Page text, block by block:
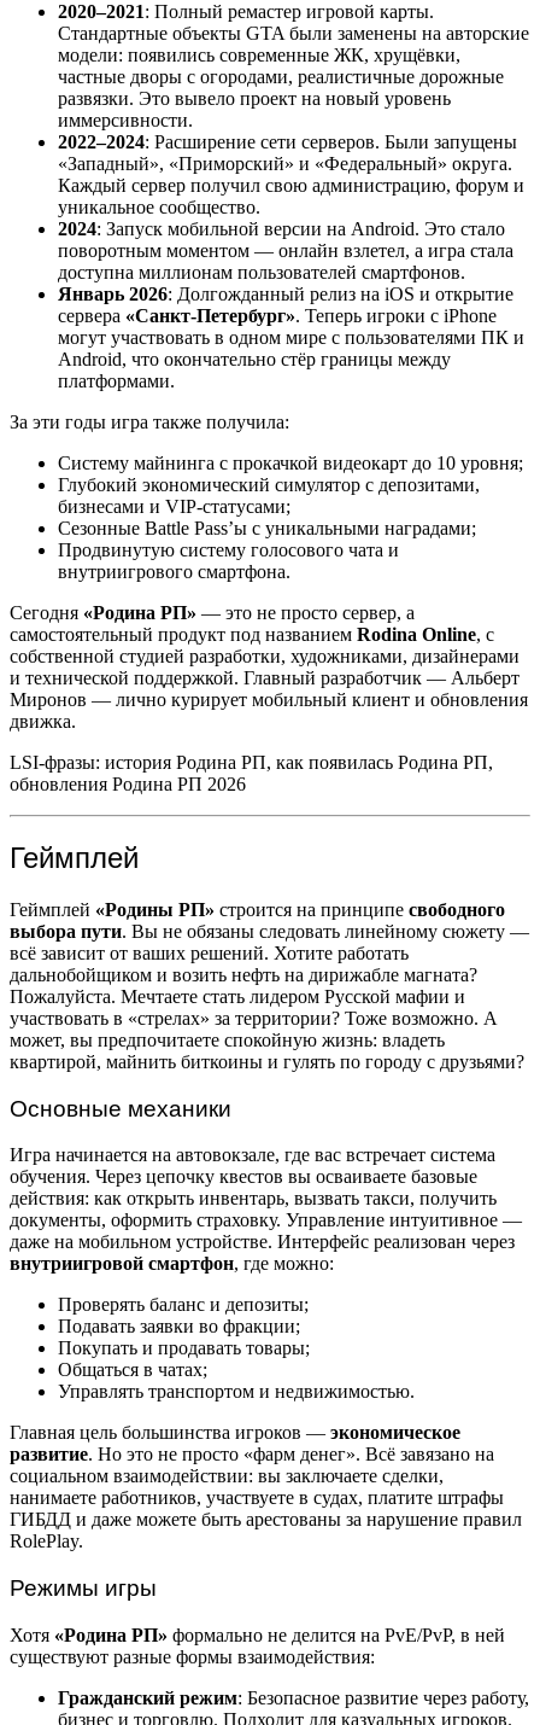
2020–2021: Полный ремастер игровой карты.
Стандартные объекты GTA были заменены на авторские
модели: появились современные ЖК, хрущёвки,
частные дворы с огородами, реалистичные дорожные
развязки. Это вывело проект на новый уровень
иммерсивности.
2022–2024: Расширение сети серверов. Были запущены
«Западный», «Приморский» и «Федеральный» округа.
Каждый сервер получил свою администрацию, форум и
уникальное сообщество.
2024: Запуск мобильной версии на Android. Это стало
поворотным моментом — онлайн взлетел, а игра стала
доступна миллионам пользователей смартфонов.
Январь 2026: Долгожданный релиз на iOS и открытие
сервера «Санкт-Петербург». Теперь игроки с iPhone
могут участвовать в одном мире с пользователями ПК и
Android, что окончательно стёр границы между
платформами.
За эти годы игра также получила:
Систему майнинга с прокачкой видеокарт до 10 уровня;
Глубокий экономический симулятор с депозитами,
бизнесами и VIP-статусами;
Сезонные Battle Pass’ы с уникальными наградами;
Продвинутую систему голосового чата и
внутриигрового смартфона.
Сегодня «Родина РП» — это не просто сервер, а
самостоятельный продукт под названием Rodina Online, с
собственной студией разработки, художниками, дизайнерами
и технической поддержкой. Главный разработчик — Альберт
Миронов — лично курирует мобильный клиент и обновления
движка.
LSI-фразы: история Родина РП, как появилась Родина РП,
обновления Родина РП 2026
Геймплей
Геймплей «Родины РП» строится на принципе свободного
выбора пути. Вы не обязаны следовать линейному сюжету —
всё зависит от ваших решений. Хотите работать
дальнобойщиком и возить нефть на дирижабле магната?
Пожалуйста. Мечтаете стать лидером Русской мафии и
участвовать в «стрелах» за территории? Тоже возможно. А
может, вы предпочитаете спокойную жизнь: владеть
квартирой, майнить биткоины и гулять по городу с друзьями?
Основные механики
Игра начинается на автовокзале, где вас встречает система
обучения. Через цепочку квестов вы осваиваете базовые
действия: как открыть инвентарь, вызвать такси, получить
документы, оформить страховку. Управление интуитивное —
даже на мобильном устройстве. Интерфейс реализован через
внутриигровой смартфон, где можно:
Проверять баланс и депозиты;
Подавать заявки во фракции;
Покупать и продавать товары;
Общаться в чатах;
Управлять транспортом и недвижимостью.
Главная цель большинства игроков — экономическое
развитие. Но это не просто «фарм денег». Всё завязано на
социальном взаимодействии: вы заключаете сделки,
нанимаете работников, участвуете в судах, платите штрафы
ГИБДД и даже можете быть арестованы за нарушение правил
RolePlay.
Режимы игры
Хотя «Родина РП» формально не делится на PvE/PvP, в ней
существуют разные формы взаимодействия:
Гражданский режим: Безопасное развитие через работу,
бизнес и торговлю. Подходит для казуальных игроков.